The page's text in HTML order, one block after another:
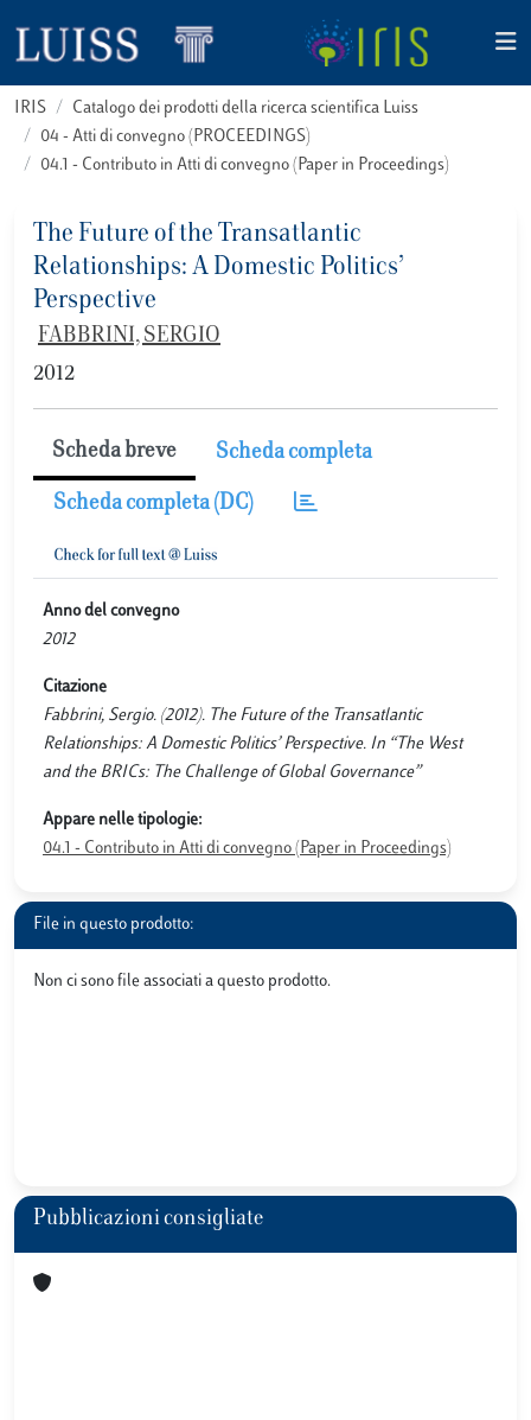
IRIS
Catalogo dei prodotti della ricerca scientifica Luiss
04 - Atti di convegno (PROCEEDINGS)
04.1 - Contributo in Atti di convegno (Paper in Proceedings)
The Future of the Transatlantic
Relationships: A Domestic Politics’
Perspective
FABBRINI, SERGIO
2012
Scheda breve Scheda completa
Scheda completa (DC)
Anno del convegno
2012
Citazione
Fabbrini, Sergio. (2012). The Future of the Transatlantic
Relationships: A Domestic Politics’ Perspective. In “The West
and the BRICs: The Challenge of Global Governance”
Appare nelle tipologie:
04.1 - Contributo in Atti di convegno (Paper in Proceedings)
File in questo prodotto:
Non ci sono file associati a questo prodotto.
Pubblicazioni consigliate